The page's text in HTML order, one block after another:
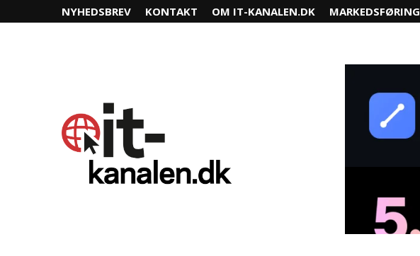
NYHEDSBREV KONTAKT OM IT-KANALEN.DK MARKEDSFØRING